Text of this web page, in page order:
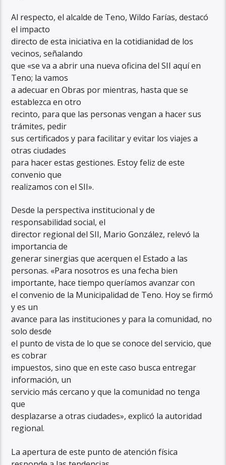
Al respecto, el alcalde de Teno, Wildo Farías, destacó
el impacto
directo de esta iniciativa en la cotidianidad de los
vecinos, señalando
que «se va a abrir una nueva oficina del SII aquí en
Teno; la vamos
a adecuar en Obras por mientras, hasta que se
establezca en otro
recinto, para que las personas vengan a hacer sus
trámites, pedir
sus certificados y para facilitar y evitar los viajes a
otras ciudades
para hacer estas gestiones. Estoy feliz de este
convenio que
realizamos con el SII».
Desde la perspectiva institucional y de
responsabilidad social, el
director regional del SII, Mario González, relevó la
importancia de
generar sinergias que acerquen el Estado a las
personas. «Para nosotros es una fecha bien
importante, hace tiempo queríamos avanzar con
el convenio de la Municipalidad de Teno. Hoy se firmó
y es un
avance para las instituciones y para la comunidad, no
solo desde
el punto de vista de lo que se conoce del servicio, que
es cobrar
impuestos, sino que en este caso busca entregar
información, un
servicio más cercano y que la comunidad no tenga
que
desplazarse a otras ciudades», explicó la autoridad
regional.
La apertura de este punto de atención física